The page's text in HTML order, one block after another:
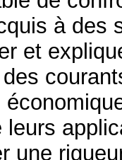
à des
et
leurs
une